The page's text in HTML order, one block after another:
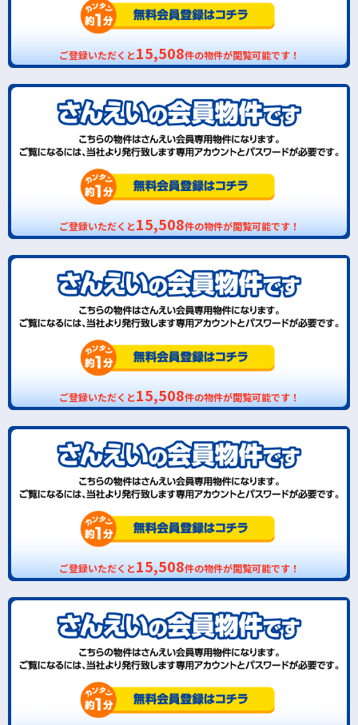
ご登録いただくと15,508件の物件が閲覧可能です！
ご登録いただくと15,508件の物件が閲覧可能です！
ご登録いただくと15,508件の物件が閲覧可能です！
ご登録いただくと15,508件の物件が閲覧可能です！